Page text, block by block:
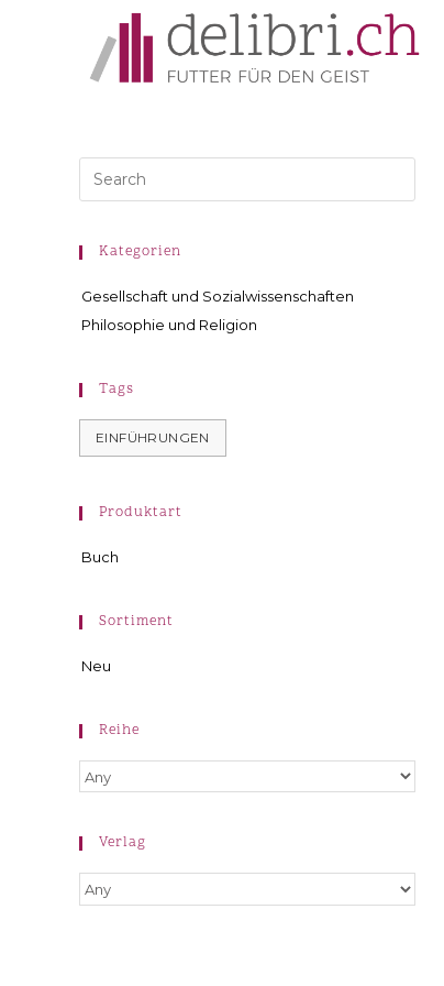
Kategorien
Gesellschaft und Sozialwissenschaften
Philosophie und Religion
Tags
EINFÜHRUNGEN
Produktart
Buch
Sortiment
Neu
Reihe
Verlag